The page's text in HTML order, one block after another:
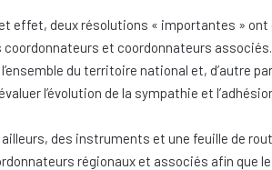
effet, deux résolutions « importantes »
coordonnateurs et coordonnateurs associés.
du territoire national et, d’autre
l’évolution de la sympathie et
ailleurs, des instruments et une feuille de
régionaux et associés afin que